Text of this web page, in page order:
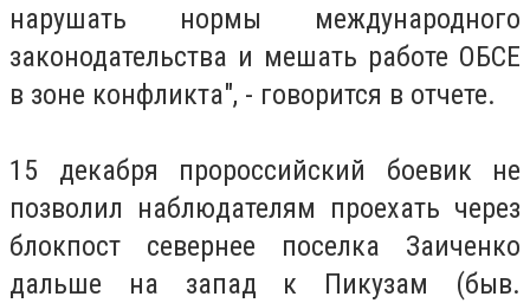
нарушать нормы международного
законодательства и мешать работе ОБСЕ
в зоне конфликта", - говорится в отчете.
15 декабря пророссийский боевик не
позволил наблюдателям проехать через
блокпост севернее поселка Заиченко
дальше на запад к Пикузам (быв.